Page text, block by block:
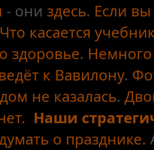
- они здесь. Если
Что касается
здоровье.
к Вавилону.
не казалась.
Наши
о празднике.